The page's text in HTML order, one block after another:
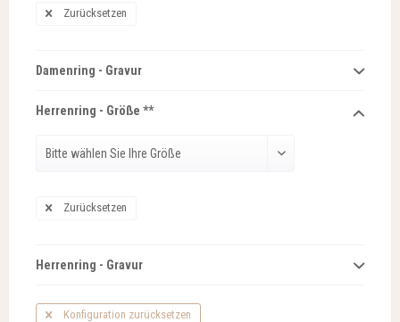
Zurücksetzen
Damenring - Gravur
Herrenring - Größe **
Zurücksetzen
Herrenring - Gravur
Konfiguration zurücksetzen